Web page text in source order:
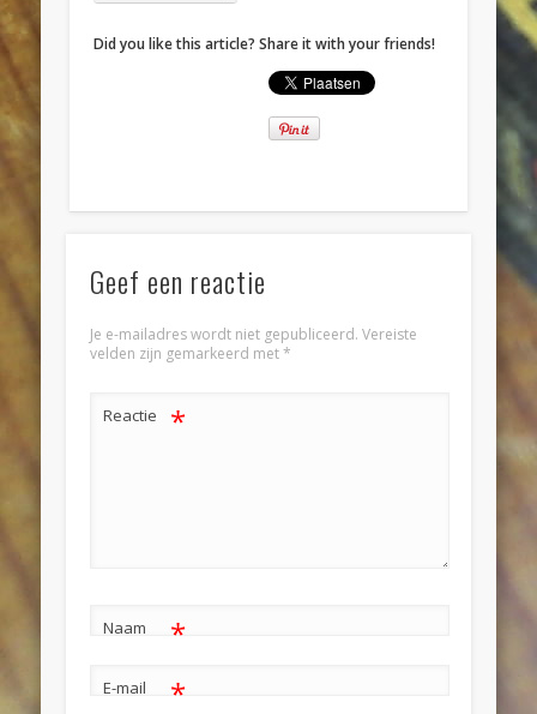
Did you like this article? Share it with your friends!
Geef een reactie
Je e-mailadres wordt niet gepubliceerd. Vereiste
velden zijn gemarkeerd met*
Reactie *
Naam *
E-mail *